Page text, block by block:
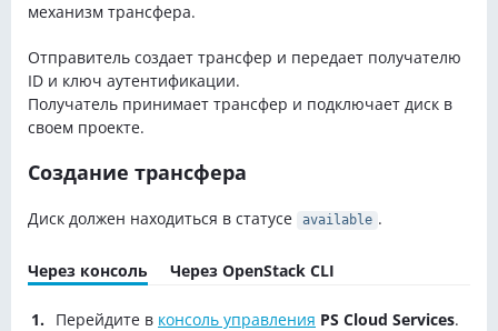
механизм трансфера.
Отправитель создает трансфер и передает получателю
ID и ключ аутентификации.
Получатель принимает трансфер и подключает диск в
своем проекте.
Создание трансфера
Диск должен находиться в статусе available .
Через консоль Через OpenStack CLI
Перейдите в консоль управления PS Cloud Services.